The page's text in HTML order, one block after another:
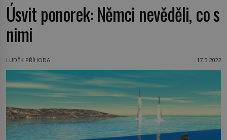
Úsvit ponorek: Němci nevěděli, co s
nimi
LUDĚK PŘÍHODA 17.5.2022